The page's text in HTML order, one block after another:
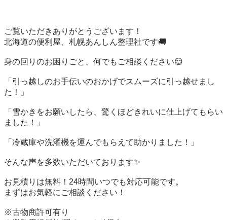
ご覧いただきありがとうございます！
北海道の便利屋、札幌あんしん整理社です🚚
身の回りのお困りごと、何でもご相談ください😌
「引っ越しのお手伝いのおかげでスムーズに引っ越せまし
た！」
「雪かきをお願いしたら、驚くほどきれいに仕上げてもらい
ました！」
「冷蔵庫や洗濯機を運んでもらえて助かりました！」
そんな声を多数いただいております✨
お見積りは無料！24時間いつでも対応可能です。
まずはお気軽にご相談ください！
※古物商許可有り